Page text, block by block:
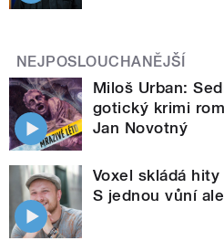
NEJPOSLOUCHANĚJŠÍ
Miloš Urban:
gotický krimi
Jan Novotný
Voxel skládá
S jednou vůní